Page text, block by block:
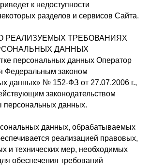
к недоступности
разделов и сервисов Сайта.
РЕАЛИЗУЕМЫХ ТРЕБОВАНИЯХ
ДАННЫХ
персональных данных Оператор
Федеральным законом
данных» № 152-ФЗ от 27.07.2006 г.,
законодательством
персональных данных.
данных, обрабатываемых
реализацией правовых,
и технических мер, необходимых
обеспечения требований